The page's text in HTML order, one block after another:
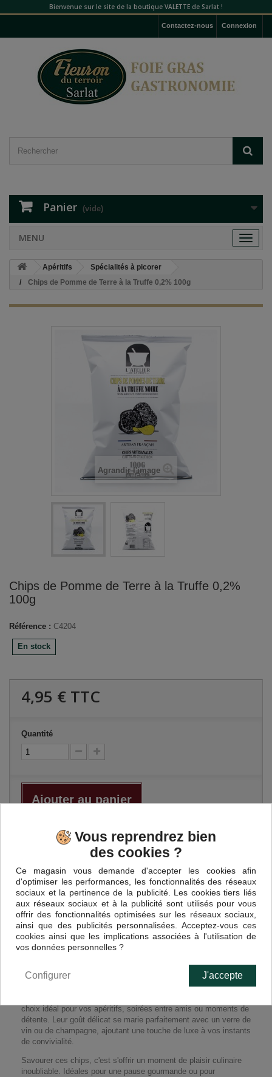
Bienvenue sur le site de la boutique VALETTE de Sarlat !
Connexion
Contactez-nous
Panier (vide)
Toggle
MENU
Apéritifs
Spécialités à picorer
Chips de Pomme de Terre à la Truffe 0,2% 100g
Agrandir l'image
Chips de Pomme de Terre à la Truffe 0,2%
100g
Référence : C4204
En stock
4,95 € TTC
Quantité
Ajouter au panier
EN SAVOIR PLUS
Régalez vos papilles avec nos Chips de Pomme de Terre à la
Truffe, une délicieuse gourmandise qui allie croustillant et
raffinement.
Élaborées à partir de pommes de terre de qualité, ces chips sont
délicatement assaisonnées avec 0.2% de truffe, offrant une
Chaque bouchée révèle la combinaison parfaite du croquant des
choix idéal pour vos apéritifs, soirées entre amis ou moments de
détente. Leur goût délicat se marie parfaitement avec un verre de
vin ou de champagne, ajoutant une touche de luxe à vos instants
de convivialité.
Savourer ces chips, c'est s'offrir un moment de plaisir culinaire
inoubliable. Idéales pour une pause gourmande ou pour
Vous reprendrez bien
des cookies ?
Ce magasin vous demande d'accepter les cookies afin
d'optimiser les performances, les fonctionnalités des réseaux
sociaux et la pertinence de la publicité. Les cookies tiers liés
aux réseaux sociaux et à la publicité sont utilisés pour vous
offrir des fonctionnalités optimisées sur les réseaux sociaux,
ainsi que des publicités personnalisées. Acceptez-vous ces
cookies ainsi que les implications associées à l'utilisation de
vos données personnelles ?
J'accepte
Configurer